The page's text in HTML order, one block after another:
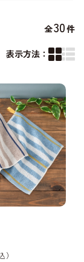
全30件
表示方法：